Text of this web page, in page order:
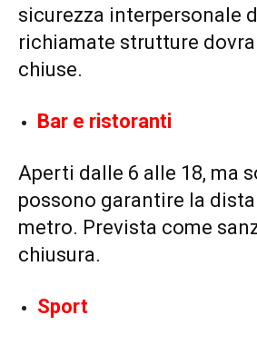
sicurezza interpersonale
richiamate strutture
chiuse.
Bar e ristoranti
Aperti dalle 6 alle 18, ma
possono garantire la
metro. Prevista come
chiusura.
Sport